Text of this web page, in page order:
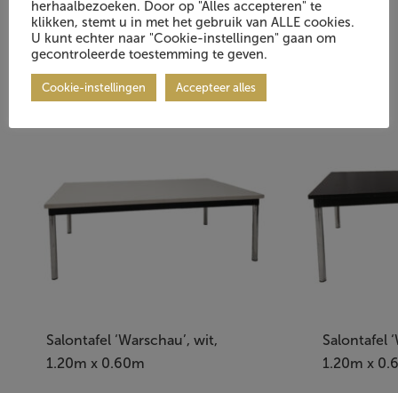
geïnteresseerd in:
Salontafel ‘Warschau’, wit,
1.20m x 0.60m
Salontafel
1.20m x
herhaalbezoeken. Door op "Alles accepteren" te
klikken, stemt u in met het gebruik van ALLE cookies.
U kunt echter naar "Cookie-instellingen" gaan om
gecontroleerde toestemming te geven.
Cookie-instellingen Accepteer alles